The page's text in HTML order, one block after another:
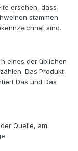
ersehen, dass
stammen
sind.
eines der üblichen
Das Produkt
Das und Das
Quelle, am